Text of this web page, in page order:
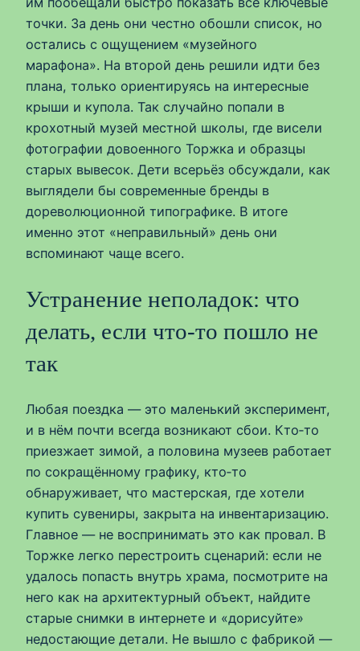
точки. За день они честно обошли список, но
остались с ощущением «музейного
марафона». На второй день решили идти без
плана, только ориентируясь на интересные
крыши и купола. Так случайно попали в
крохотный музей местной школы, где висели
фотографии довоенного Торжка и образцы
старых вывесок. Дети всерьёз обсуждали, как
выглядели бы современные бренды в
дореволюционной типографике. В итоге
именно этот «неправильный» день они
вспоминают чаще всего.
Устранение неполадок: что
делать, если что‑то пошло не
так
Любая поездка — это маленький эксперимент,
и в нём почти всегда возникают сбои. Кто‑то
приезжает зимой, а половина музеев работает
по сокращённому графику, кто‑то
обнаруживает, что мастерская, где хотели
купить сувениры, закрыта на инвентаризацию.
Главное — не воспринимать это как провал. В
Торжке легко перестроить сценарий: если не
удалось попасть внутрь храма, посмотрите на
него как на архитектурный объект, найдите
старые снимки в интернете и «дорисуйте»
недостающие детали. Не вышло с фабрикой —